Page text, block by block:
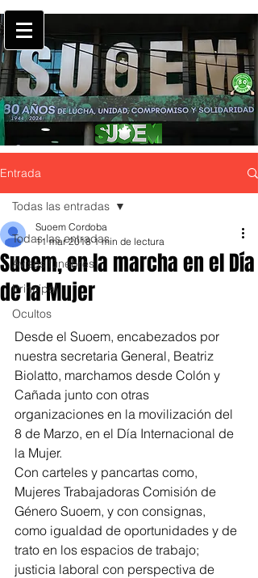
Entrada
Todas las entradas
Avisos fúnebres
Principal
Ocultos
Todas las entradas
Suoem, en la marcha en el Día
de la Mujer
Suoem Cordoba
11 mar 2018 1 min de lectura
Desde el Suoem, encabezados por
nuestra secretaria General, Beatriz
Biolatto, marchamos desde Colón y
Cañada junto con otras
organizaciones en la movilización del
8 de Marzo, en el Día Internacional de
la Mujer.
Con carteles y pancartas como,
Mujeres Trabajadoras Comisión de
Género Suoem, y con consignas,
como igualdad de oportunidades y de
trato en los espacios de trabajo;
justicia laboral con perspectiva de